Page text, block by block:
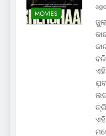
MOVIES